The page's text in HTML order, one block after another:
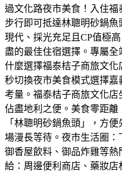
過文化路夜市美食！入住福
步行即可抵達林聰明砂鍋
現代、採光充足且CP值極
盡的最佳住宿選擇。​專屬全
什麼選擇福泰桔子商旅文
秒切換夜市美食模式​選擇
考量。福泰桔子商旅文化店
佔盡地利之便。​美食零距
「林聰明砂鍋魚頭」，方
場漫長等待。​夜市生活圈：
御香屋飲料、御品炸雞等
給：周邊便利商店、藥妝